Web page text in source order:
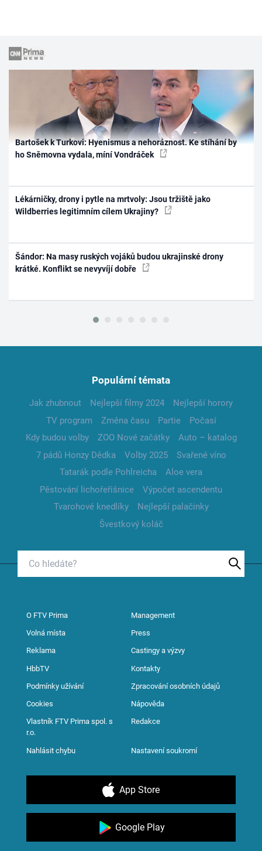
Bartošek k Turkovi: Hyenismus a nehoráznost. Ke stíhání by
ho Sněmovna vydala, míní Vondráček
Lékárničky, drony i pytle na mrtvoly: Jsou tržiště jako
Wildberries legitimním cílem Ukrajiny?
Šándor: Na masy ruských vojáků budou ukrajinské drony
krátké. Konflikt se nevyvíjí dobře
Populární témata
Jak zhubnout Nejlepší filmy 2024
Nejlepší horory
TV program
Změna času Partie
Počasí
Kdy budou volby
ZOO Nové začátky
Auto – katalog
7 pádů Honzy Dědka
Volby 2025
Svařené víno
Tatarák podle Pohlreicha
Aloe vera
Pěstování lichořeřišnice
Výpočet ascendentu
Tvarohové knedlíky
Nejlepší palačinky
Švestkový koláč
O FTV Prima Management
Volná místa Press
Reklama Castingy a výzvy
HbbTV Kontakty
Podmínky užívání Zpracování osobních údajů
Cookies Nápověda
Vlastník FTV Prima spol. s
r.o.
Redakce
Nahlásit chybu Nastavení soukromí
App Store
Google Play